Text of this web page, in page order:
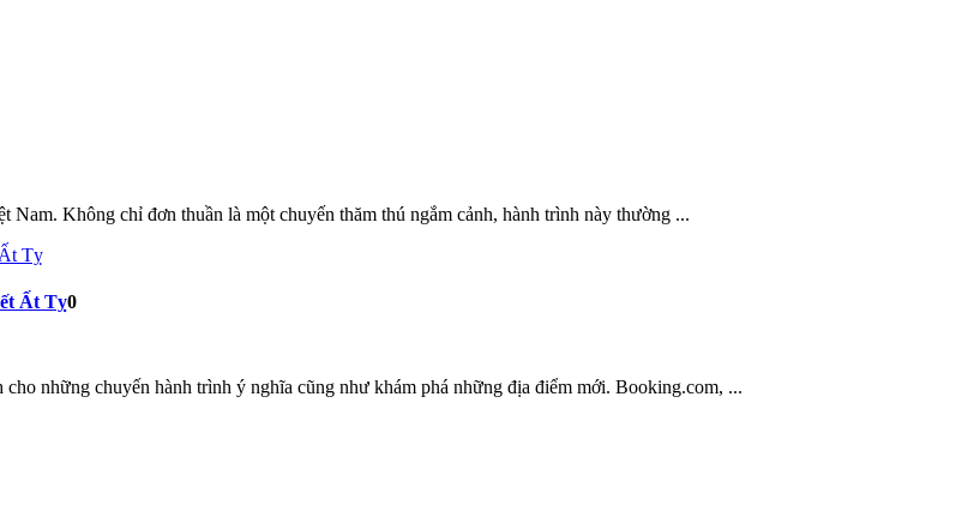
Không chỉ đơn thuần là một chuyến thăm thú ngắm cảnh, hành trình này thường ...
Ất Tỵ0
những chuyến hành trình ý nghĩa cũng như khám phá những địa điểm mới. Booking.com, ...